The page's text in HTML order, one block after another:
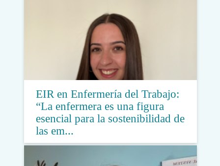
EIR en Enfermería del Trabajo:
“La enfermera es una figura
esencial para la sostenibilidad de
las em...